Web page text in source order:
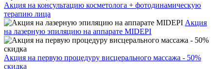
Акция на консультацию косметолога + фотодинамическую
терапию лица
Акция
на лазерную эпиляцию на аппарате MIDEPI
Акция на первую процедуру висцерального массажа - 50%
скидка